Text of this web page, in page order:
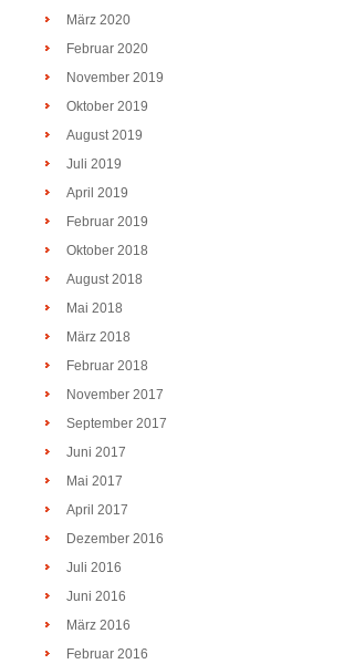
März 2020
Februar 2020
November 2019
Oktober 2019
August 2019
Juli 2019
April 2019
Februar 2019
Oktober 2018
August 2018
Mai 2018
März 2018
Februar 2018
November 2017
September 2017
Juni 2017
Mai 2017
April 2017
Dezember 2016
Juli 2016
Juni 2016
März 2016
Februar 2016